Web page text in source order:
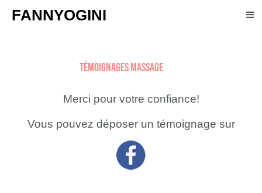
FANNYOGINI
Témoignages massage
Merci pour votre confiance!
Vous pouvez déposer un témoignage sur